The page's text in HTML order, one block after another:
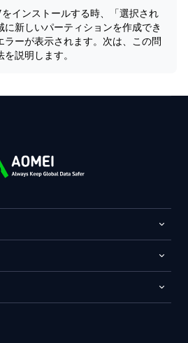
インストールする時、「選択され
新しいパーティションを作成でき
ラーが表示されます。次は、この問
説明します。